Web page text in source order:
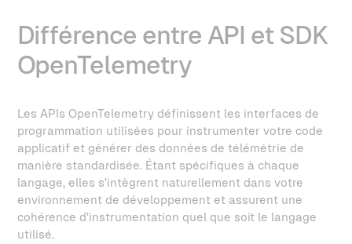
Différence entre API et SDK
OpenTelemetry
Les APIs OpenTelemetry définissent les interfaces de
programmation utilisées pour instrumenter votre code
applicatif et générer des données de télémétrie de
manière standardisée. Étant spécifiques à chaque
langage, elles s’intègrent naturellement dans votre
environnement de développement et assurent une
cohérence d’instrumentation quel que soit le langage
utilisé.